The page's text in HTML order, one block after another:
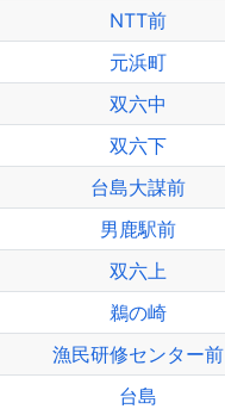
NTT前
元浜町
双六中
双六下
台島大謀前
男鹿駅前
双六上
鵜の崎
漁民研修センター前
台島